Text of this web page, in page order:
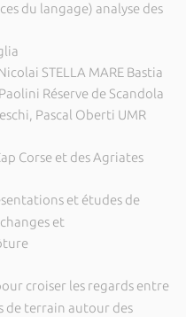
du langage) analyse des
STELLA MARE Bastia
Réserve de Scandola
Pascal Oberti UMR
Corse et des Agriates
et études de
et
croiser les regards entre
de terrain autour des